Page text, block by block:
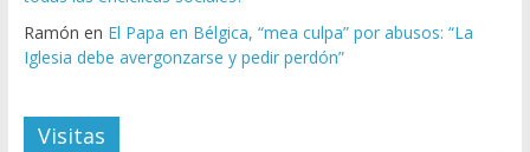
Ramón en El Papa en Bélgica, “mea culpa” por abusos: “La
Iglesia debe avergonzarse y pedir perdón”
Visitas